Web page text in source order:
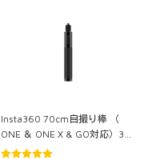
Insta360 70cm自撮り棒 （
ONE ＆ ONE X & GO対応）3…